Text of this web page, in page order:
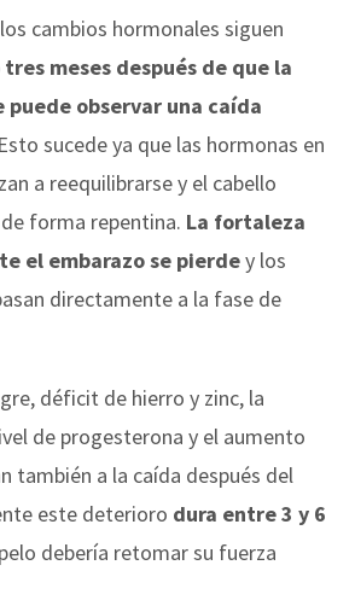
los cambios hormonales siguen
tres meses después de que la
puede observar una caída
sucede ya que las hormonas en
a reequilibrarse y el cabello
forma repentina. La fortaleza
el embarazo se pierdey los
directamente a la fase de
déficit de hierro y zinc, la
de progesterona y el aumento
también a la caída después del
este deterioro dura entre 3 y 6
debería retomar su fuerza